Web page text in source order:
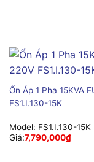
Ổn Áp 1 Pha 15KVA
FS1.I.130-15K
Model: FS1.I.130-15K
Giá:7,790,000₫